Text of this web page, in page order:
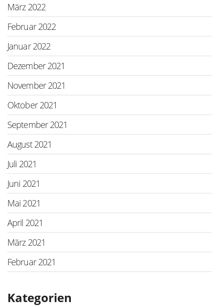
März 2022
Februar 2022
Januar 2022
Dezember 2021
November 2021
Oktober 2021
September 2021
August 2021
Juli 2021
Juni 2021
Mai 2021
April 2021
März 2021
Februar 2021
Kategorien